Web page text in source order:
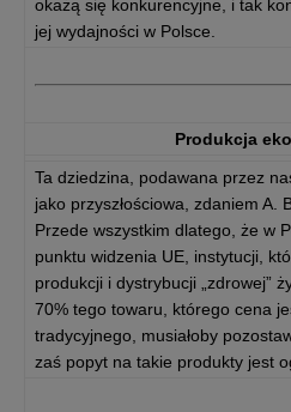
okażą się konkurencyjne, i tak
jej wydajności w Polsce.
Produkcja
Ta dziedzina, podawana przez
jako przyszłościowa, zdaniem A.
Przede wszystkim dlatego, że w
punktu widzenia UE, instytucji,
produkcji i dystrybucji „zdrowej”
70% tego towaru, którego cena
tradycyjnego, musiałoby
zaś popyt na takie produkty jest